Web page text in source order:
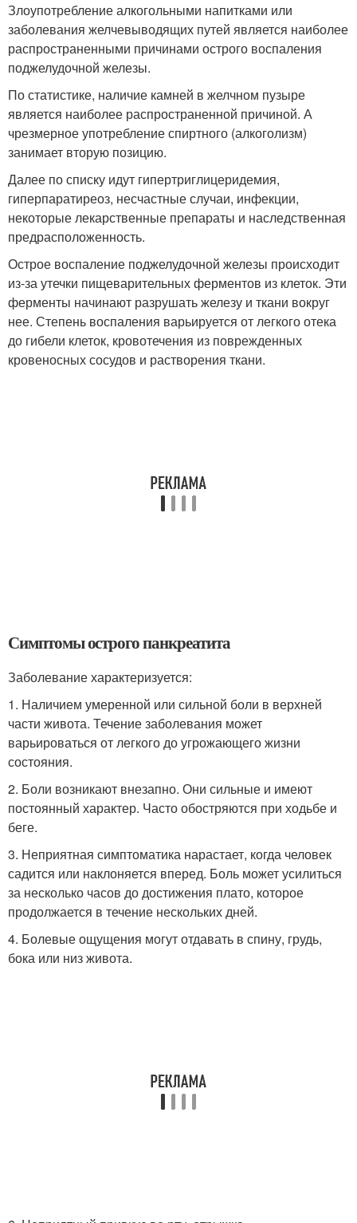
Злоупотребление алкогольными напитками или
заболевания желчевыводящих путей является наиболее
распространенными причинами острого воспаления
поджелудочной железы.
По статистике, наличие камней в желчном пузыре
является наиболее распространенной причиной. А
чрезмерное употребление спиртного (алкоголизм)
занимает вторую позицию.
Далее по списку идут гипертриглицеридемия,
гиперпаратиреоз, несчастные случаи, инфекции,
некоторые лекарственные препараты и наследственная
предрасположенность.
Острое воспаление поджелудочной железы происходит
из-за утечки пищеварительных ферментов из клеток. Эти
ферменты начинают разрушать железу и ткани вокруг
нее. Степень воспаления варьируется от легкого отека
до гибели клеток, кровотечения из поврежденных
кровеносных сосудов и растворения ткани.
Симптомы острого панкреатита
Заболевание характеризуется:
1. Наличием умеренной или сильной боли в верхней
части живота. Течение заболевания может
варьироваться от легкого до угрожающего жизни
состояния.
2. Боли возникают внезапно. Они сильные и имеют
постоянный характер. Часто обостряются при ходьбе и
беге.
3. Неприятная симптоматика нарастает, когда человек
садится или наклоняется вперед. Боль может усилиться
за несколько часов до достижения плато, которое
продолжается в течение нескольких дней.
4. Болевые ощущения могут отдавать в спину, грудь,
бока или низ живота.